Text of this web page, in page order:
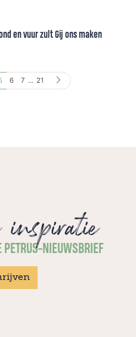
en vuur zult Gij ons maken
6 7 ... 21
inspiratie
PETRUS-NIEUWSBRIEF